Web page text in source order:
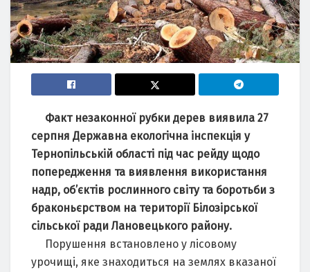
Факт незаконної рубки дерев виявила 27
серпня Державна екологічна інспекція у
Тернопільській області під час рейду щодо
попередження та виявлення використання
надр, об’єктів рослинного світу та боротьби з
браконьєрством на території Білозірської
сільської ради Лановецького району.
Порушення встановлено у лісовому
урочищі, яке знаходиться на землях вказаної